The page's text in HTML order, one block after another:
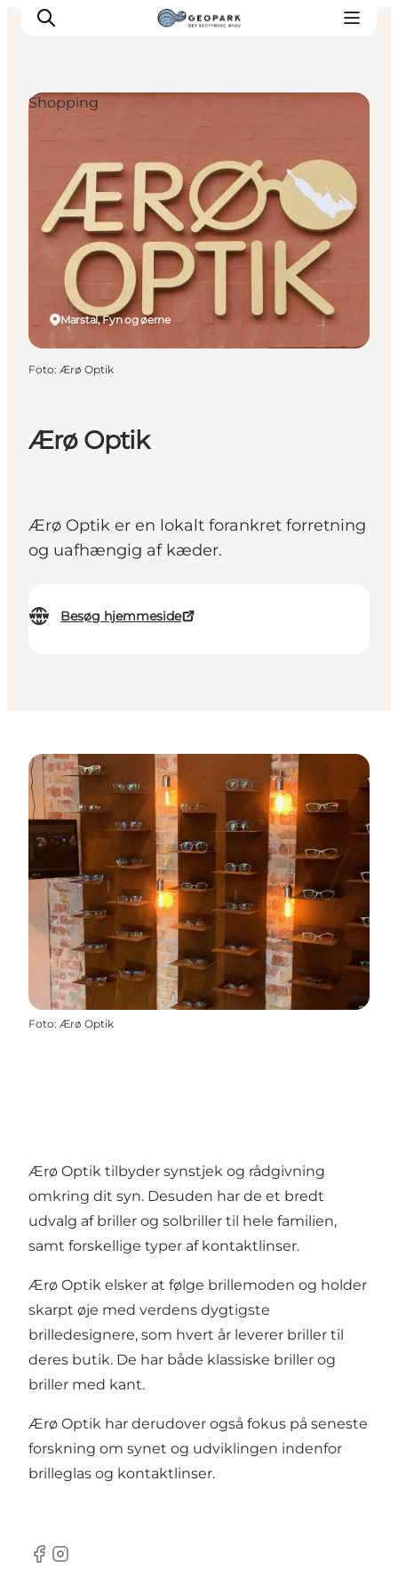
Ærø Optik
Ærø Optik er en lokalt forankret forretning
og uafhængig af kæder.
Besøg hjemmeside
Marstal, Fyn og øerne
Shopping
Foto: Ærø Optik
Foto: Ærø Optik
Ærø Optik tilbyder synstjek og rådgivning
omkring dit syn. Desuden har de et bredt
udvalg af briller og solbriller til hele familien,
samt forskellige typer af kontaktlinser.
Ærø Optik elsker at følge brillemoden og holder
skarpt øje med verdens dygtigste
brilledesignere, som hvert år leverer briller til
deres butik. De har både klassiske briller og
briller med kant.
Ærø Optik har derudover også fokus på seneste
forskning om synet og udviklingen indenfor
brilleglas og kontaktlinser.
Facebook
Instagram